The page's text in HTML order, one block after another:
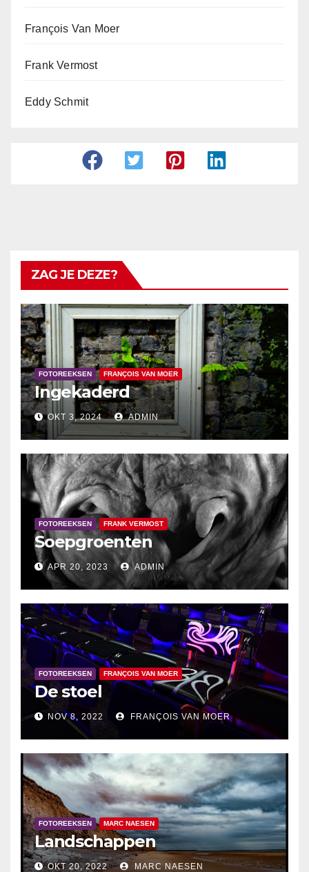
François Van Moer
Frank Vermost
Eddy Schmit
ZAG JE DEZE?
FOTOREEKSEN FRANÇOIS VAN MOER
Ingekaderd
OKT 3, 2024 ADMIN
FOTOREEKSEN FRANK VERMOST
Soepgroenten
APR 20, 2023 ADMIN
FOTOREEKSEN FRANÇOIS VAN MOER
De stoel
NOV 8, 2022 FRANÇOIS VAN MOER
FOTOREEKSEN MARC NAESEN
Landschappen
OKT 20, 2022 MARC NAESEN